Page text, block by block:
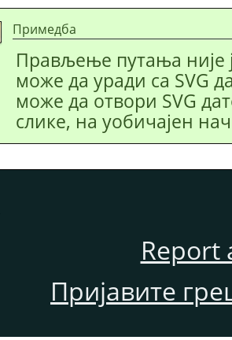
Примедба
Прављење путања није
може да уради са SVG
може да отвори SVG
слике, на уобичајен
Report
Пријавите